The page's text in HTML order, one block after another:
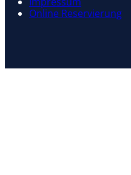
Online Reservierung